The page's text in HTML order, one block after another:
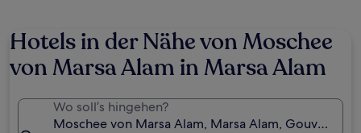
Hotels in der Nähe von Moschee
von Marsa Alam in Marsa Alam
Wo soll’s hingehen?
Moschee von Marsa Alam, Marsa Alam,